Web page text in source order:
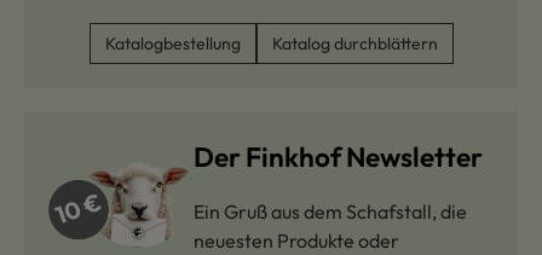
Katalogbestellung Katalog durchblättern
Der Finkhof Newsletter
Ein Gruß aus dem Schafstall, die
neuesten Produkte oder